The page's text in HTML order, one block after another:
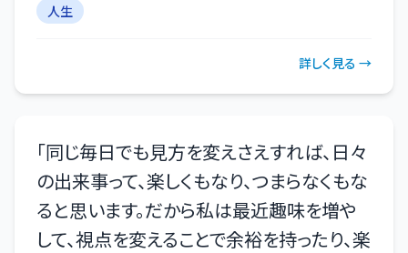
人生
詳しく見る →
「同じ毎日でも見方を変えさえすれば、日々
の出来事って、楽しくもなり、つまらなくもな
ると思います。だから私は最近趣味を増や
して、視点を変えることで余裕を持ったり、楽